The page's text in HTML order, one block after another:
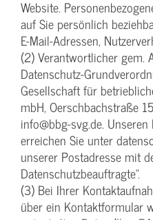
Website.
auf Sie persönlich
E-Mail-Adressen,
(2) Verantwortlicher gem.
Datenschutz-
Gesellschaft für
mbH, Oerschbachstraße
info@bbg-svg.de.
erreichen Sie unter
unserer Postadresse mit
Datenschutzbeauftragte“.
(3) Bei Ihrer
über ein Kontaktformular